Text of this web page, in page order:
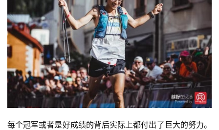
每个冠军或者是好成绩的背后实际上都付出了巨大的努力。